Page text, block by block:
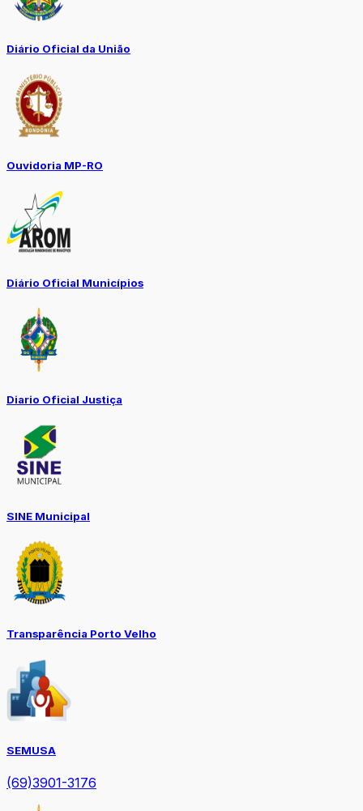
Diário Oficial da União
Ouvidoria MP-RO
Diário Oficial Municípios
Diario Oficial Justiça
SINE Municipal
Transparência Porto Velho
SEMUSA
(69)3901-3176